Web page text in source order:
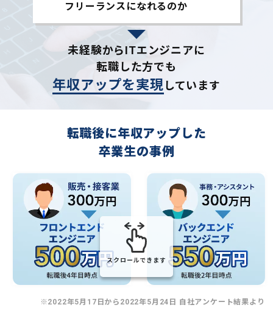
フリーランスになれるのか
未経験からITエンジニアに
転職した方でも
年収アップを実現しています
転職後に年収アップした
卒業生の事例
スクロールできます
※2022年5月17日から2022年5月24日 自社アンケート結果より